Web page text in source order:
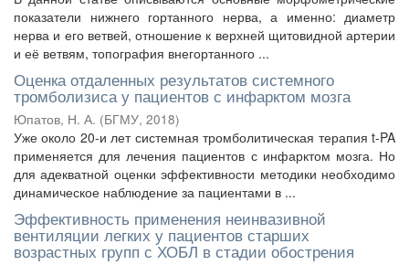
показатели нижнего гортанного нерва, а именно: диаметр
нерва и его ветвей, отношение к верхней щитовидной артерии
и её ветвям, топография внегортанного ...
Оценка отдаленных результатов системного
тромболизиса у пациентов с инфарктом мозга
Юпатов, Н. А. (БГМУ, 2018)
Уже около 20-и лет системная тромболитическая терапия t-PA
применяется для лечения пациентов с инфарктом мозга. Но
для адекватной оценки эффективности методики необходимо
динамическое наблюдение за пациентами в ...
Эффективность применения неинвазивной
вентиляции легких у пациентов старших
возрастных групп с ХОБЛ в стадии обострения